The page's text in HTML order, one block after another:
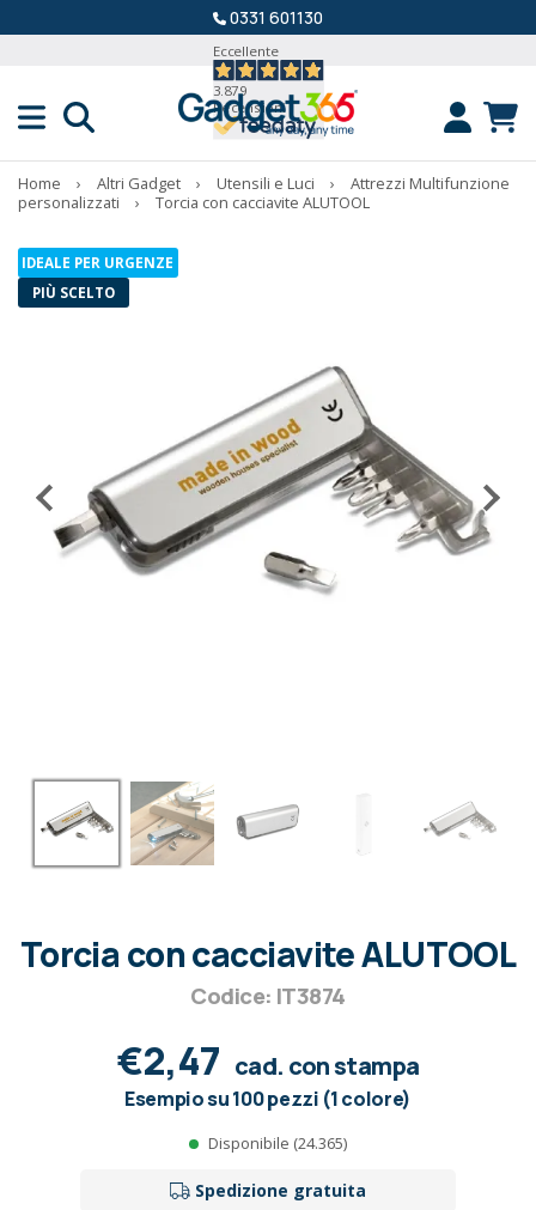
0331 601130
Eccellente
3.879
Recensioni
Home › Altri Gadget › Utensili e Luci ›
Attrezzi Multifunzione
personalizzati
› Torcia con cacciavite ALUTOOL
IDEALE PER URGENZE
PIÙ SCELTO
Torcia con cacciavite ALUTOOL
Codice: IT3874
€2,47 cad. con stampa
Esempio su 100 pezzi (1 colore)
Disponibile (24.365)
Spedizione gratuita